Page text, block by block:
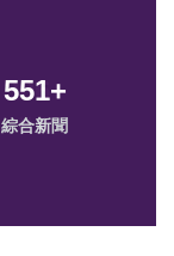
551+
綜合新聞